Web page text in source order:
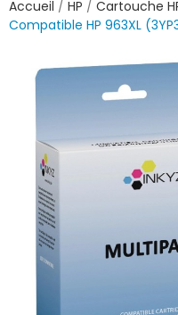
Accueil HP Cartouche
Compatible HP 963XL